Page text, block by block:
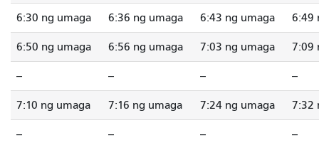
6:30 ng umaga 6:36 ng umaga 6:43 ng umaga 6:49
6:50 ng umaga 6:56 ng umaga 7:03 ng umaga 7:09
-- -- -- --
7:10 ng umaga 7:16 ng umaga 7:24 ng umaga 7:32
-- -- -- --